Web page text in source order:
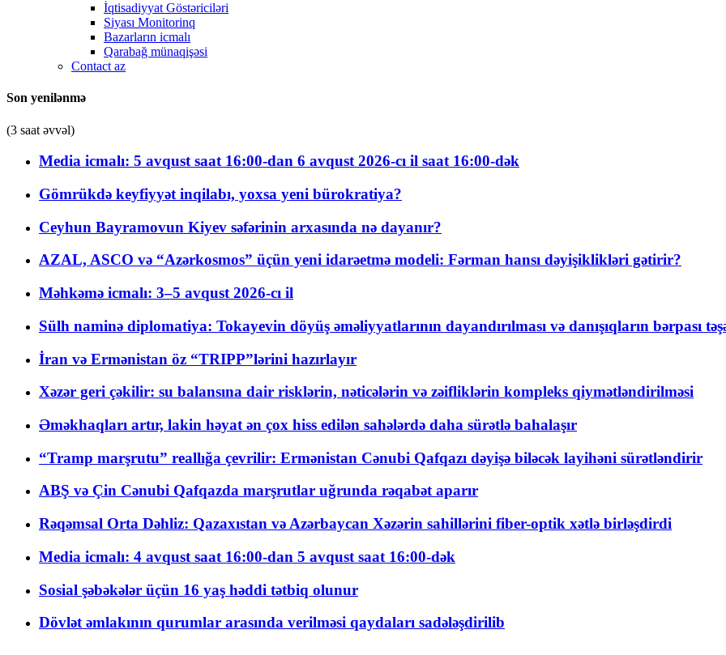
İqtisadiyyat Göstəriciləri
Siyası Monitorinq
Bazarların icmalı
Qarabağ münaqişəsi
Contact az
Son yenilənmə
(3 saat əvvəl)
Media icmalı: 5 avqust saat 16:00-dan 6 avqust 2026-cı il saat 16:00-dək
Gömrükdə keyfiyyət inqilabı, yoxsa yeni bürokratiya?
Ceyhun Bayramovun Kiyev səfərinin arxasında nə dayanır?
AZAL, ASCO və “Azərkosmos” üçün yeni idarəetmə modeli: Fərman hansı dəyişiklikləri gətirir?
Məhkəmə icmalı: 3–5 avqust 2026-cı il
Sülh naminə diplomatiya: Tokayevin döyüş əməliyyatlarının dayandırılması və danışıqların bərpası
İran və Ermənistan öz “TRIPP”lərini hazırlayır
Xəzər geri çəkilir: su balansına dair risklərin, nəticələrin və zəifliklərin kompleks qiymətləndirilməsi
Əməkhaqları artır, lakin həyat ən çox hiss edilən sahələrdə daha sürətlə bahalaşır
“Tramp marşrutu” reallığa çevrilir: Ermənistan Cənubi Qafqazı dəyişə biləcək layihəni sürətləndirir
ABŞ və Çin Cənubi Qafqazda marşrutlar uğrunda rəqabət aparır
Rəqəmsal Orta Dəhliz: Qazaxıstan və Azərbaycan Xəzərin sahillərini fiber-optik xətlə birləşdirdi
Media icmalı: 4 avqust saat 16:00-dan 5 avqust saat 16:00-dək
Sosial şəbəkələr üçün 16 yaş həddi tətbiq olunur
Dövlət əmlakının qurumlar arasında verilməsi qaydaları sadələşdirilib